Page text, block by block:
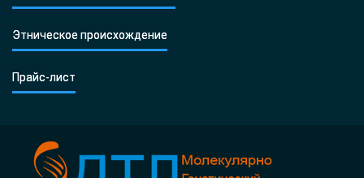
Этническое происхождение
Прайс-лист